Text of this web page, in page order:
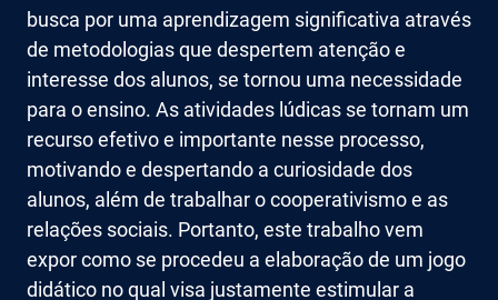
busca por uma aprendizagem significativa através
de metodologias que despertem atenção e
interesse dos alunos, se tornou uma necessidade
para o ensino. As atividades lúdicas se tornam um
recurso efetivo e importante nesse processo,
motivando e despertando a curiosidade dos
alunos, além de trabalhar o cooperativismo e as
relações sociais. Portanto, este trabalho vem
expor como se procedeu a elaboração de um jogo
didático no qual visa justamente estimular a